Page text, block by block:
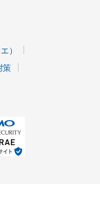
）
策